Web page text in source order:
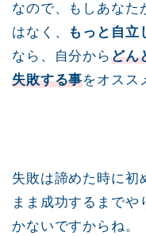
なので、もしあなた
はなく、
もっと自立
なら、自分からどん
失敗する事をオスス
失敗は諦めた時に初
まま成功するまでや
かないですからね。